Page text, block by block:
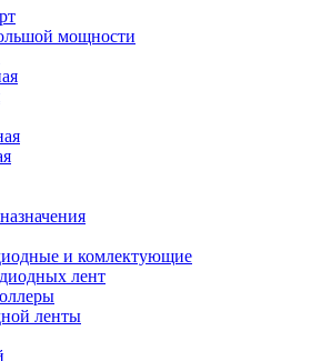
мощности
и комлектующие
лент
ленты